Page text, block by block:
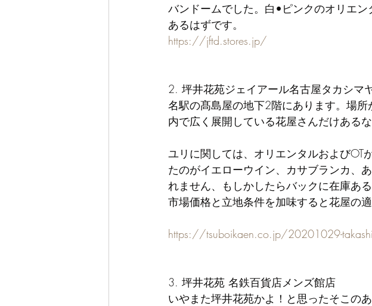
バンドームでした。白•ピンクのオリエ
あるはずです。
https://jftd.stores.jp/
2. 坪井花苑ジェイアール名古屋タカシマ
名駅の髙島屋の地下2階にあります。場
内で広く展開している花屋さんだけあるな
ユリに関しては、オリエンタルおよびOT
たのがイエローウイン、カサブランカ、
れません、もしかしたらバックに在庫ある
市場価格と立地条件を加味すると花屋の
https://tsuboikaen.co.jp/20201029-
3. 坪井花苑 名鉄百貨店メンズ館店
いやまた坪井花苑かよ！と思ったそこの